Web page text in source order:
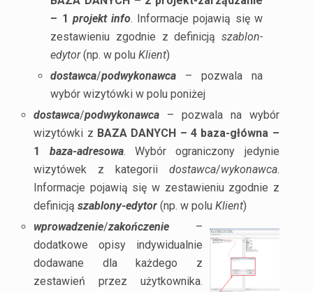
– 1 projekt info. Informacje pojawią się w
zestawieniu zgodnie z definicją szablon-
edytor(np. w poluKlient)
dostawca/podwykonawca – pozwala na
wybór wizytówki w polu poniżej
dostawca/podwykonawca – pozwala na wybór
wizytówki z BAZA DANYCH – 4 baza-główna –
1 baza-adresowa. Wybór ograniczony jedynie
wizytówek z kategorii dostawca/wykonawca.
Informacje pojawią się w zestawieniu zgodnie z
definicjąszablony-edytor (np. w poluKlient)
wprowadzenie/zakończenie –
dodatkowe opisy indywidualnie
dodawane dla każdego z
zestawień przez użytkownika.